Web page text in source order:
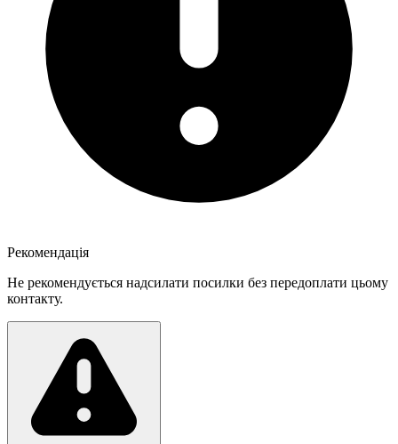
Рекомендація
Не рекомендується надсилати посилки без передоплати цьому
контакту.